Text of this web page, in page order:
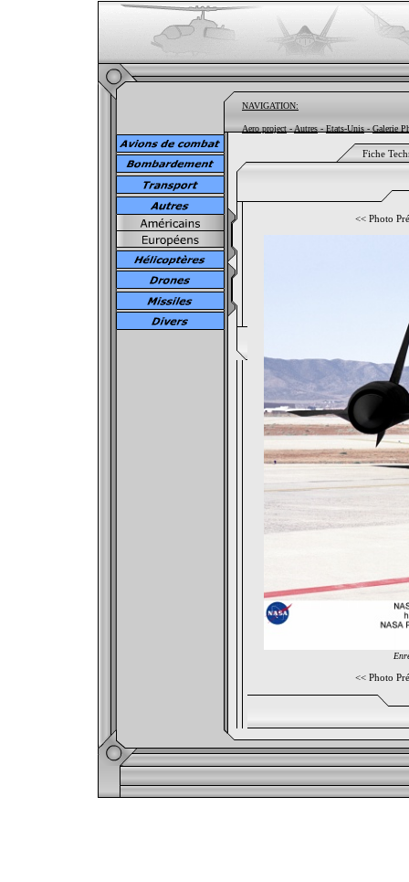
NAVIGATION:
Aero project-Autres-Etats-Unis-Galerie
Fiche
<< Photo
<< Photo